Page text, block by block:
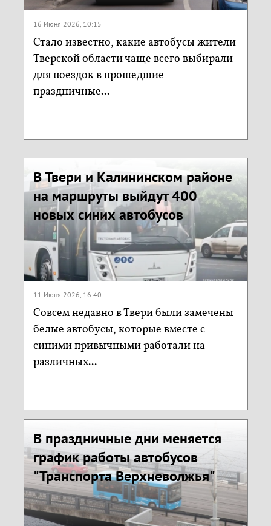
16 Июня 2026, 10:15
Стало известно, какие автобусы жители
Тверской области чаще всего выбирали
для поездок в прошедшие
праздничные...
В Твери и Калининском районе
на маршруты выйдут 400
новых синих автобусов
11 Июня 2026, 16:40
Совсем недавно в Твери были замечены
белые автобусы, которые вместе с
синими привычными работали на
различных...
В праздничные дни меняется
график работы автобусов
"Транспорта Верхневолжья"